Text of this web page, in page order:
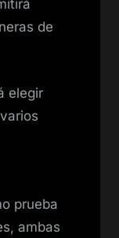
de
elegir
prueba
ambas